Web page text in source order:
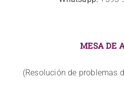
MESA DE
(Resolución de problemas